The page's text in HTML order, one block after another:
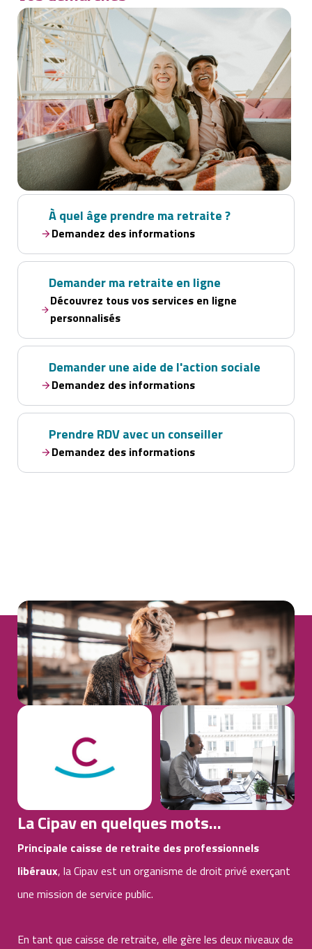
À quel âge prendre ma retraite ?
Demandez des informations
Demander ma retraite en ligne
Découvrez tous vos services en ligne
personnalisés
Demander une aide de l'action sociale
Demandez des informations
Prendre RDV avec un conseiller
Demandez des informations
La Cipav en quelques mots...
Principale caisse de retraite des professionnels
libéraux, la Cipav est un organisme de droit privé exerçant
une mission de service public.
En tant que caisse de retraite, elle gère les deux niveaux de